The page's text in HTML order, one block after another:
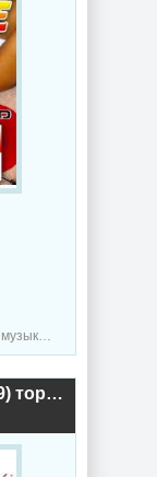
музыка
Radio Italia Spring 2019 (2019) торрент